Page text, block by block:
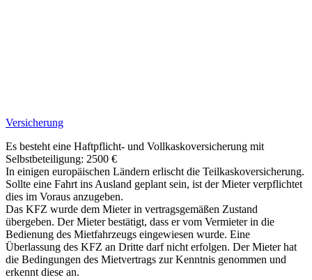
Versicherung
Es besteht eine Haftpflicht- und Vollkaskoversicherung mit
Selbstbeteiligung: 2500 €
In einigen europäischen Ländern erlischt die Teilkaskoversicherung.
Sollte eine Fahrt ins Ausland geplant sein, ist der Mieter verpflichtet
dies im Voraus anzugeben.
Das KFZ wurde dem Mieter in vertragsgemäßen Zustand
übergeben. Der Mieter bestätigt, dass er vom Vermieter in die
Bedienung des Mietfahrzeugs eingewiesen wurde. Eine
Überlassung des KFZ an Dritte darf nicht erfolgen. Der Mieter hat
die Bedingungen des Mietvertrags zur Kenntnis genommen und
erkennt diese an.